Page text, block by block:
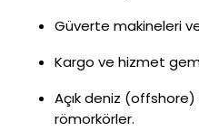
Güverte makineleri
Kargo ve hizmet
Açık deniz
römorkörler.